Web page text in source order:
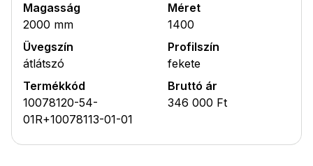
Magasság
2000 mm
Méret
1400
Üvegszín
átlátszó
Profilszín
fekete
Termékkód
10078120-54-
01R+10078113-01-01
Bruttó ár
346 000 Ft